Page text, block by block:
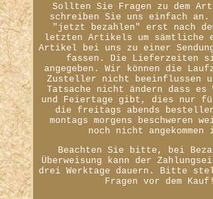
Sollten Sie Fragen zu dem
schreiben Sie uns einfach an.
"jetzt bezahlen" erst nach
letzten Artikels um sämtliche
Artikel bei uns zu einer Sendung
fassen. Die Lieferzeiten
angegeben. Wir können die
Zusteller nicht beeinflussen
Tatsache nicht ändern dass es
und Feiertage gibt, dies nur
die freitags abends
montags morgens beschweren
noch nicht
Beachten Sie bitte, bei
Überweisung kann der
drei Werktage dauern. Bitte
Fragen vor dem Kauf!